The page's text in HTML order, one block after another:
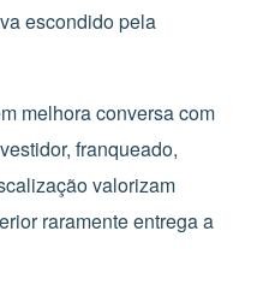
escondido pela
melhora conversa com
franqueado,
valorizam
raramente entrega a